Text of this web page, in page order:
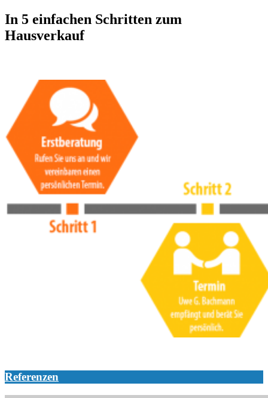
In 5 einfachen Schritten zum
Hausverkauf
Referenzen